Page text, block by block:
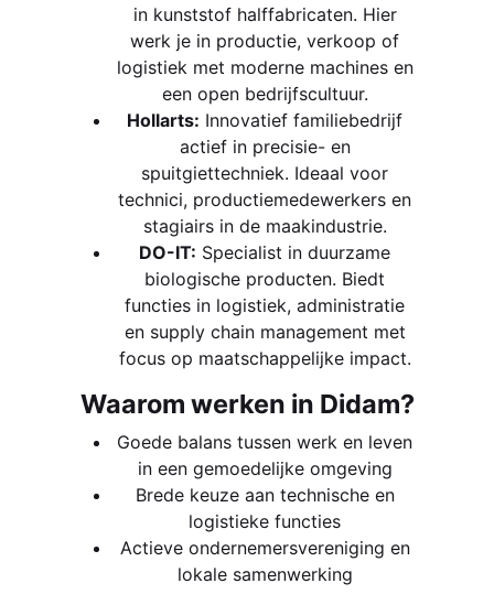
in kunststof halffabricaten. Hier
werk je in productie, verkoop of
logistiek met moderne machines en
een open bedrijfscultuur.
Hollarts: Innovatief familiebedrijf
actief in precisie- en
spuitgiettechniek. Ideaal voor
technici, productiemedewerkers en
stagiairs in de maakindustrie.
DO-IT: Specialist in duurzame
biologische producten. Biedt
functies in logistiek, administratie
en supply chain management met
focus op maatschappelijke impact.
Waarom werken in Didam?
Goede balans tussen werk en leven
in een gemoedelijke omgeving
Brede keuze aan technische en
logistieke functies
Actieve ondernemersvereniging en
lokale samenwerking